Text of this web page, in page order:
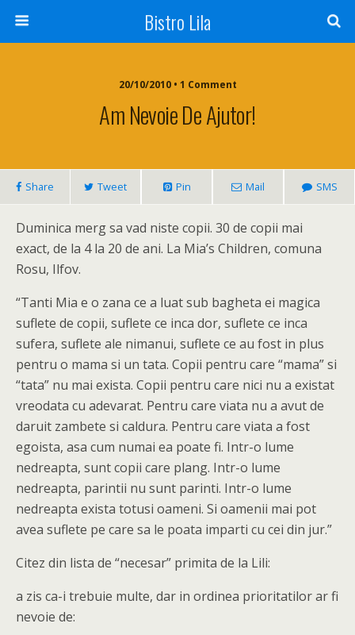
Bistro Lila
20/10/2010 • 1 Comment
Am Nevoie De Ajutor!
Share Tweet Pin Mail SMS
Duminica merg sa vad niste copii. 30 de copii mai
exact, de la 4 la 20 de ani. La Mia’s Children, comuna
Rosu, Ilfov.
“Tanti Mia e o zana ce a luat sub bagheta ei magica
suflete de copii, suflete ce inca dor, suflete ce inca
sufera, suflete ale nimanui, suflete ce au fost in plus
pentru o mama si un tata. Copii pentru care “mama” si
“tata” nu mai exista. Copii pentru care nici nu a existat
vreodata cu adevarat. Pentru care viata nu a avut de
daruit zambete si caldura. Pentru care viata a fost
egoista, asa cum numai ea poate fi. Intr-o lume
nedreapta, sunt copii care plang. Intr-o lume
nedreapta, parintii nu sunt parinti. Intr-o lume
nedreapta exista totusi oameni. Si oamenii mai pot
avea suflete pe care sa le poata imparti cu cei din jur.”
Citez din lista de “necesar” primita de la Lili:
a zis ca-i trebuie multe, dar in ordinea prioritatilor ar fi
nevoie de: